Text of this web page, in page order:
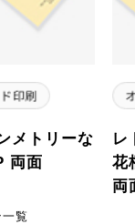
メトリーな
両面
レ
花
両
覧